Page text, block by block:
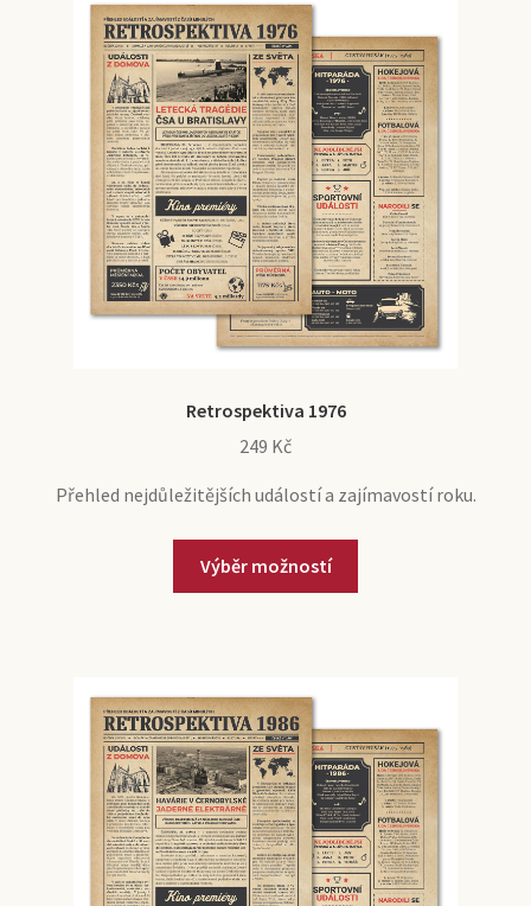
Retrospektiva 1976
249 Kč
Přehled nejdůležitějších událostí a zajímavostí roku.
Výběr možností